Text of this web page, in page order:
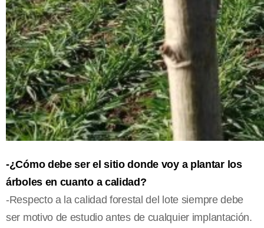
-¿Cómo debe ser el sitio donde voy a plantar los
árboles en cuanto a calidad?
-Respecto a la calidad forestal del lote siempre debe
ser motivo de estudio antes de cualquier implantación.